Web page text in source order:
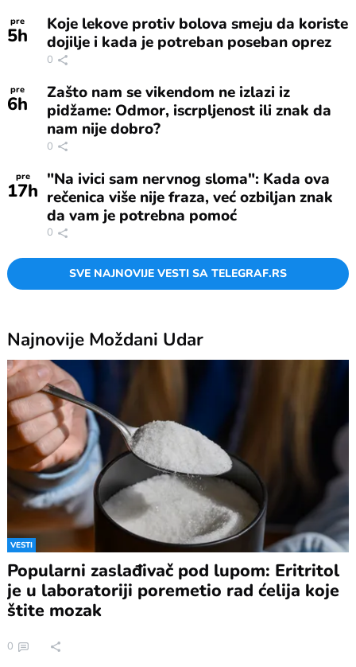
pre
5h
Koje lekove protiv bolova smeju da koriste
dojilje i kada je potreban poseban oprez
0
pre
6h
Zašto nam se vikendom ne izlazi iz
pidžame: Odmor, iscrpljenost ili znak da
nam nije dobro?
0
pre
17h "Na ivici sam nervnog sloma": Kada ova
rečenica više nije fraza, već ozbiljan znak
da vam je potrebna pomoć
0
SVE NAJNOVIJE VESTI SA TELEGRAF.RS
Najnovije Moždani Udar
VESTI
Popularni zaslađivač pod lupom: Eritritol
je u laboratoriji poremetio rad ćelija koje
štite mozak
0